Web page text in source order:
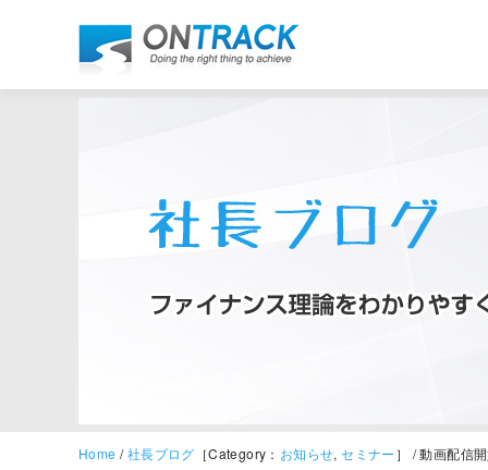
Home /社長ブログ ［Category： お知らせ,セミナー ］ / 動画配信